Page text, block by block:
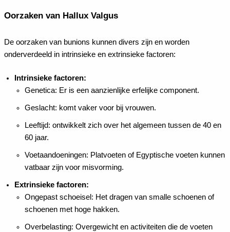
Oorzaken van Hallux Valgus
De oorzaken van bunions kunnen divers zijn en worden
onderverdeeld in intrinsieke en extrinsieke factoren:
Intrinsieke factoren:
Genetica: Er is een aanzienlijke erfelijke component.
Geslacht: komt vaker voor bij vrouwen.
Leeftijd: ontwikkelt zich over het algemeen tussen de 40 en
60 jaar.
Voetaandoeningen: Platvoeten of Egyptische voeten kunnen
vatbaar zijn voor misvorming.
Extrinsieke factoren:
Ongepast schoeisel: Het dragen van smalle schoenen of
schoenen met hoge hakken.
Overbelasting: Overgewicht en activiteiten die de voeten